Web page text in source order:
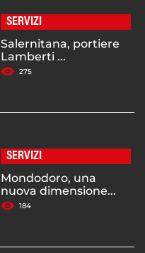
SERVIZI
Salernitana, portiere
Lamberti ...
275
SERVIZI
Mondodoro, una
nuova dimensione...
184